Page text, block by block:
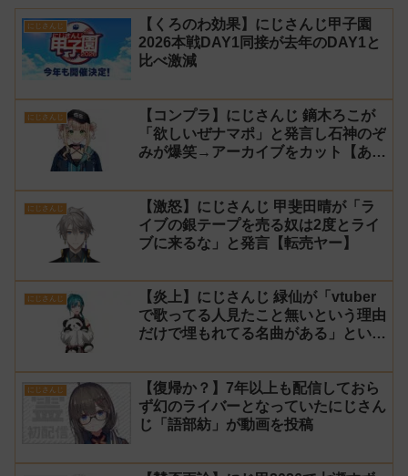
にじさんじ
【くろのわ効果】にじさんじ甲子園
2026本戦DAY1同接が去年のDAY1と
比べ激減
にじさんじ
【コンプラ】にじさんじ 鏑木ろこが
「欲しいぜナマポ」と発言し石神のぞ
みが爆笑→アーカイブをカット【あら
にじさんじ
【激怒】にじさんじ 甲斐田晴が「ラ
イブの銀テープを売る奴は2度とライ
ブに来るな」と発言【転売ヤー】
にじさんじ
【炎上】にじさんじ 緑仙が「vtuber
で歌ってる人見たこと無いという理由
だけで埋もれてる名曲がある」という
にじさんじ
【復帰か？】7年以上も配信しておら
ず幻のライバーとなっていたにじさん
じ「語部紡」が動画を投稿